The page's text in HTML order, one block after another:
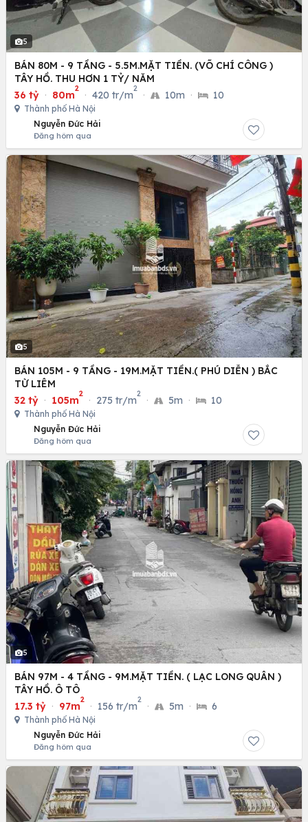
5
BÁN 80M - 9 TẦNG - 5.5M.MẶT TIỀN. (VÕ CHÍ CÔNG )
TÂY HỒ. THU HƠN 1 TỶ/ NĂM
36 tỷ · 80m
2
· 420 tr/m
2
· 10m · 10
Thành phố Hà Nội
Nguyễn Đức Hải
Đăng hôm qua
5
BÁN 105M - 9 TẦNG - 19M.MẶT TIỀN.( PHÚ DIỄN ) BẮC
TỪ LIÊM
32 tỷ · 105m
2
· 275 tr/m
2
· 5m · 10
Thành phố Hà Nội
Nguyễn Đức Hải
Đăng hôm qua
5
BÁN 97M - 4 TẦNG - 9M.MẶT TIỀN. ( LẠC LONG QUÂN )
TÂY HỒ. Ô TÔ
17.3 tỷ · 97m
2
· 156 tr/m
2
· 5m · 6
Thành phố Hà Nội
Nguyễn Đức Hải
Đăng hôm qua